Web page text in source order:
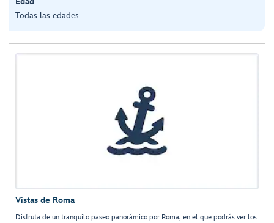
Todas las edades
Vistas de Roma
Disfruta de un tranquilo paseo panorámico por Roma, en el que podrás ver los